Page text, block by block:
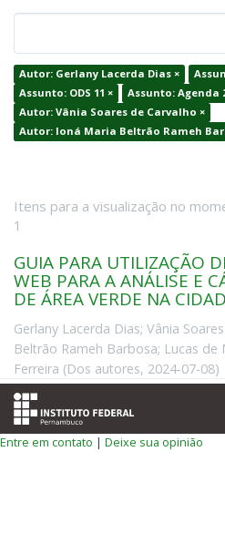
Autor: Gerlany Lacerda Dias ×
Assunto: ODS 11 ×
Assunto: Agenda
Autor: Vânia Soares de Carvalho ×
Autor: Ioná Maria Beltrão Rameh
Itens para a visualização no
1
GUIA PARA UTILIZAÇÃO
WEB PARA A ANÁLISE E
DE ÁREA VERDE NA
Gerlany Lacerda Dias; Vânia
Beltrão Rameh Barbosa; Lucas de
Ferreira (Dos autores, 2024-07-08)
Entre em contato | Deixe sua opinião